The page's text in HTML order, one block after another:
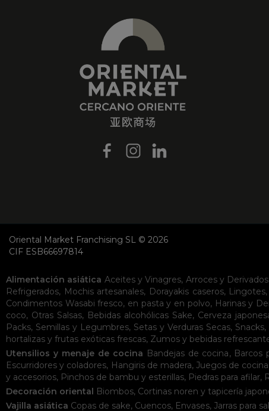
Oriental Market Franchising SL © 2026
CIF ESB66697814
Alimentación asiática Aceites y Vinagres, Arroces y Derivados
Refrigerados, Mochis artesanales, Dorayakis caseros, Lingotes,
Condimentos Wasabi fresco, en pasta y en polvo, Harinas y
coco, Otras Salsas, Bebidas alcohólicas Sake, Cerveza
Packs, Semillas y Legumbres, Setas y Verduras Secas, Snacks,
hortalizas y frutas exóticas frescas, Zumos y bebidas
Utensilios y menaje de cocina Bandejas de cocina, Barcos
Escurridores y coladores, Hangiris de madera, Juegos de
y accesorios, Pinchos de bambu y esterillas, Piedras para afilar,
Decoración oriental Biombos, Cortinas noren y tapicería
Vajilla asiática Copas de sake, Cuencos, Envases, Jarras para